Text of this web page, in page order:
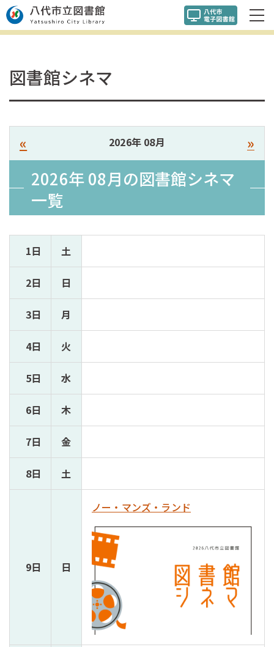
図書館シネマ
« 2026年 08月 »
2026年 08月の図書館シネマ
一覧
1日 土
2日 日
3日 月
4日 火
5日 水
6日 木
7日 金
8日 土
9日 日
ノー・マンズ・ランド